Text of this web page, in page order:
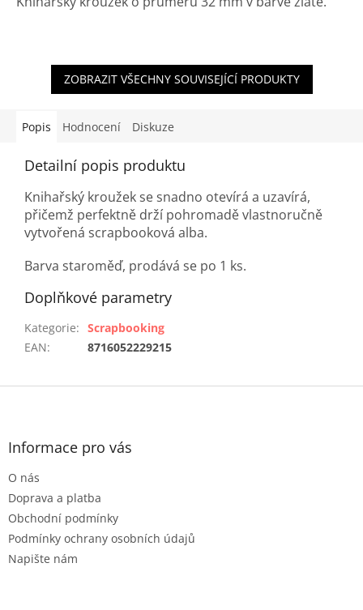
ZOBRAZIT VŠECHNY SOUVISEJÍCÍ PRODUKTY
Popis Hodnocení Diskuze
Detailní popis produktu
Knihařský kroužek se snadno otevírá a uzavírá,
přičemž perfektně drží pohromadě vlastnoručně
vytvořená scrapbooková alba.
Barva staroměď, prodává se po 1 ks.
Doplňkové parametry
Kategorie: Scrapbooking
EAN: 8716052229215
Z
Informace pro vás
O nás
Doprava a platba
Obchodní podmínky
Podmínky ochrany osobních údajů
Napište nám